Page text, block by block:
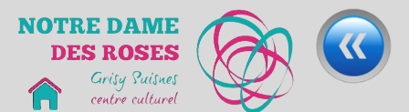
Skip to main content Skip to navigation